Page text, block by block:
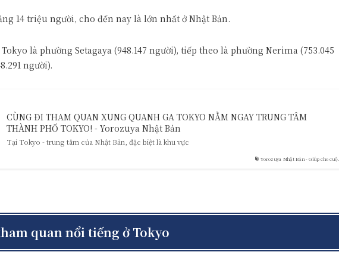
14 triệu người, cho đến nay là lớn nhất ở Nhật Bản.
là phường Setagaya (948.147 người), tiếp theo là phường Nerima (753.045
người).
Yorozuya Nhật Bản - Giúp cho cuộ...
CÙNG ĐI THAM QUAN XUNG QUANH GA TOKYO NẰM NGAY TRUNG TÂM
THÀNH PHỐ TOKYO! - Yorozuya Nhật Bản
Tại Tokyo - trung tâm của Nhật Bản, đặc biệt là khu vực
quan nổi tiếng ở Tokyo